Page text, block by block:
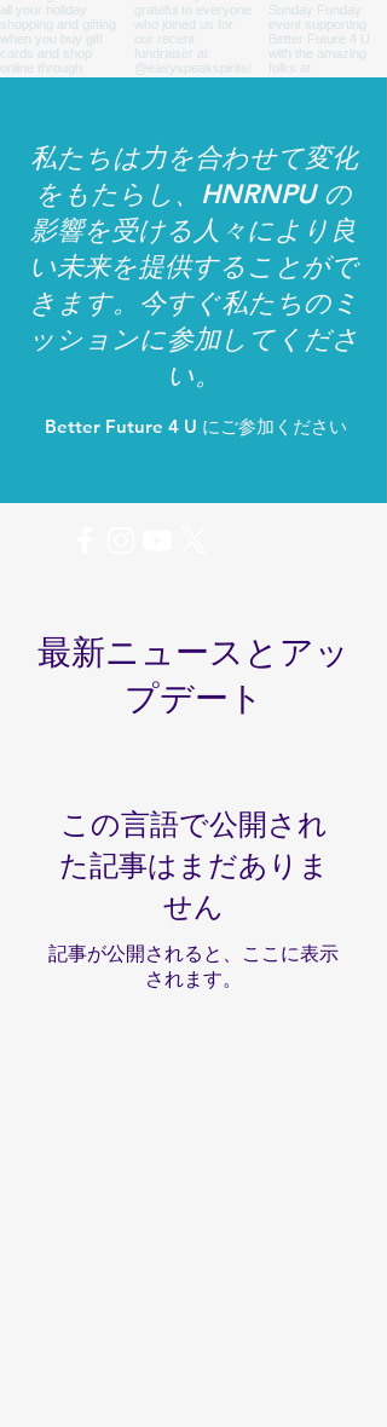
私たちは力を合わせて変化
をもたらし、HNRNPU の
影響を受ける人々により良
い未来を提供することがで
きます。今すぐ私たちのミ
ッションに参加してくださ
い。
Better Future 4 U にご参加ください
最新ニュースとアッ
プデート
この言語で公開され
た記事はまだありま
せん
記事が公開されると、ここに表示
されます。